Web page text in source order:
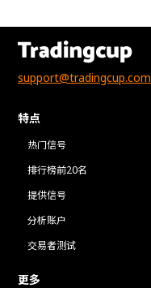
support@tradingcup.com
特点
热门信号
排行榜前20名
提供信号
分析账户
交易者测试
更多